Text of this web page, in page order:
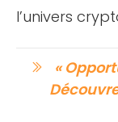
l’univers
«